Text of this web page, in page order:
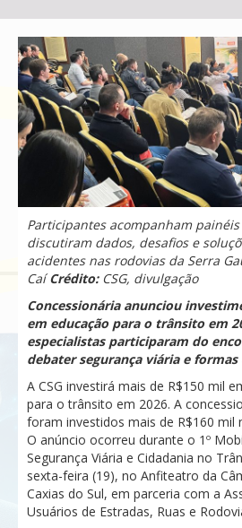
Participantes acompanham
discutiram dados, desafios e
acidentes nas rodovias da Serra
CaíCrédito:CSG, divulgação
Concessionária anunciou
em educação para o trânsito em
especialistas participaram do
debater segurança viária e
A CSG investirá mais de R$150 mil
para o trânsito em 2026. A
foram investidos mais de R$160 mil
O anúncio ocorreu durante o 1º
Segurança Viária e Cidadania no
sexta-feira (19), no Anfiteatro da
Caxias do Sul, em parceria com a
Usuários de Estradas, Ruas e